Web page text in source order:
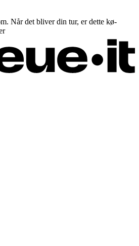
Når det bliver din tur, er dette kø-